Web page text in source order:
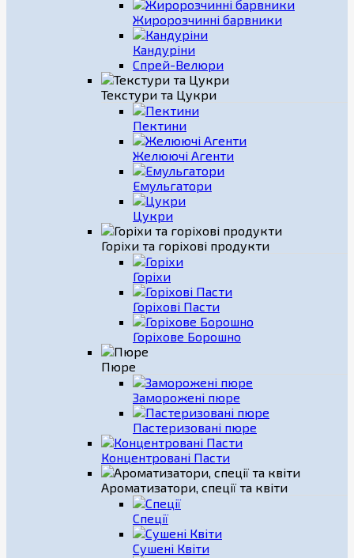
Жиророзчинні барвники
Кандуріни
Спрей-Велюри
Текстури та Цукри
Пектини
Желюючі Агенти
Емульгатори
Цукри
Горіхи та горіхові продукти
Горіхи
Горіхові Пасти
Горіхове Борошно
Пюре
Заморожені пюре
Пастеризовані пюре
Концентровані Пасти
Ароматизатори, спеції та квіти
Спеції
Сушені Квіти